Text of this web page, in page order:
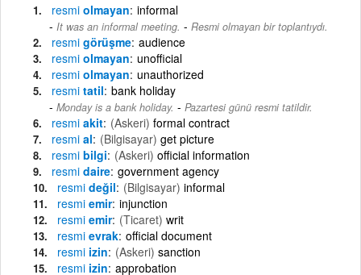
resmi olmayan informal
It was an informal meeting. - Resmi olmayan bir toplantıydı.
resmi görüşme audience
resmi olmayan unofficial
resmi olmayan unauthorized
resmi tatil bank holiday
Monday is a bank holiday. - Pazartesi günü resmi tatildir.
resmi akit (Askeri) formal contract
resmi al (Bilgisayar) get picture
resmi bilgi (Askeri) official information
resmi daire government agency
resmi değil (Bilgisayar) informal
resmi emir injunction
resmi emir (Ticaret) writ
resmi evrak official document
resmi izin (Askeri) sanction
resmi izin approbation